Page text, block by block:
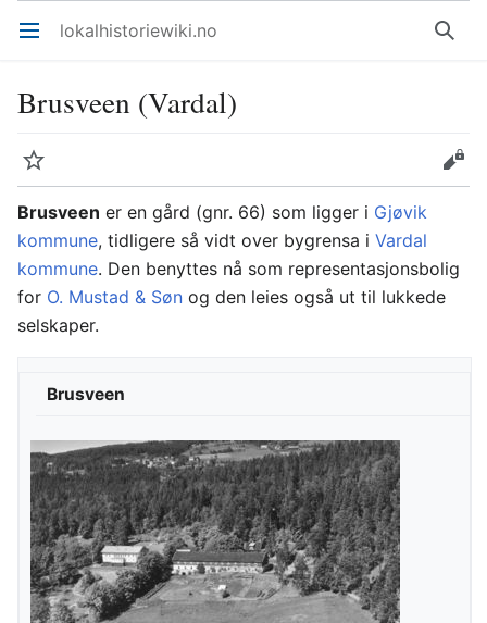
Åpne hovedmenyen lokalhistoriewiki.no Søk
Brusveen (Vardal)
Overvåk
Rediger
Brusveen er en gård (gnr. 66) som ligger i Gjøvik
kommune, tidligere så vidt over bygrensa i Vardal
kommune. Den benyttes nå som representasjonsbolig
for O. Mustad & Søn og den leies også ut til lukkede
selskaper.
Brusveen